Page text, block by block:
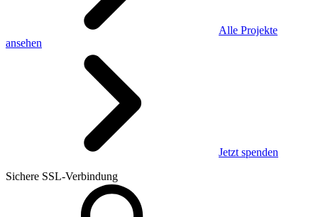
Alle Projekte
ansehen
Jetzt spenden
Sichere SSL-Verbindung